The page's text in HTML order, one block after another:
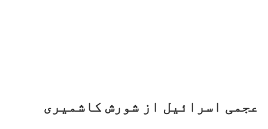
عجمی اسرائیل از شورش کاشمیری